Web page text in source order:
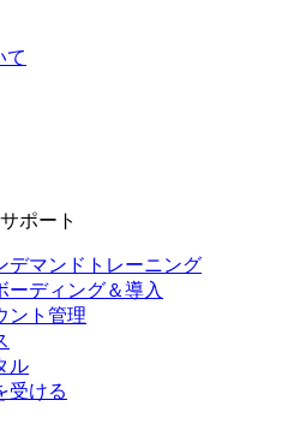
て
ポート
デマンドトレーニング
ーディング＆導入
ント管理
ル
受ける